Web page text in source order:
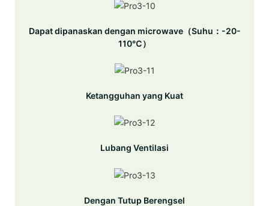
Dapat dipanaskan dengan microwave（Suhu：-20-
110℃）
Ketangguhan yang Kuat
Lubang Ventilasi
Dengan Tutup Berengsel